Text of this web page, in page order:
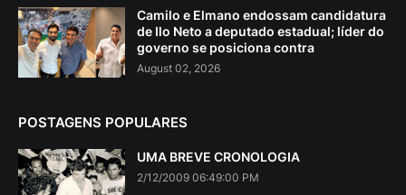
Camilo e Elmano endossam candidatura
de Ilo Neto a deputado estadual; líder do
governo se posiciona contra
August 02, 2026
POSTAGENS POPULARES
UMA BREVE CRONOLOGIA
2/12/2009 06:49:00 PM